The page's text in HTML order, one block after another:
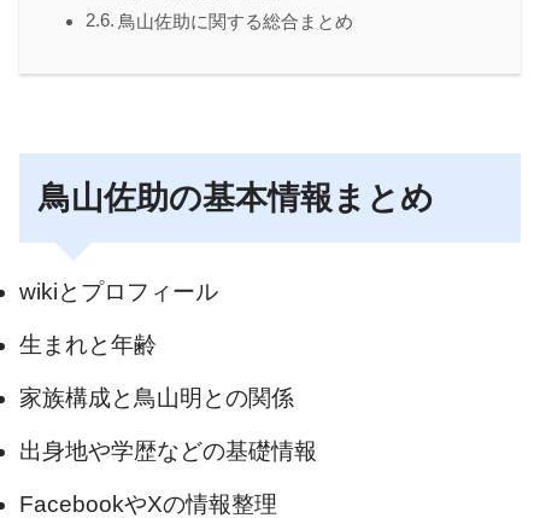
鳥山佐助に関する総合まとめ
鳥山佐助の基本情報まとめ
wikiとプロフィール
生まれと年齢
家族構成と鳥山明との関係
出身地や学歴などの基礎情報
FacebookやXの情報整理